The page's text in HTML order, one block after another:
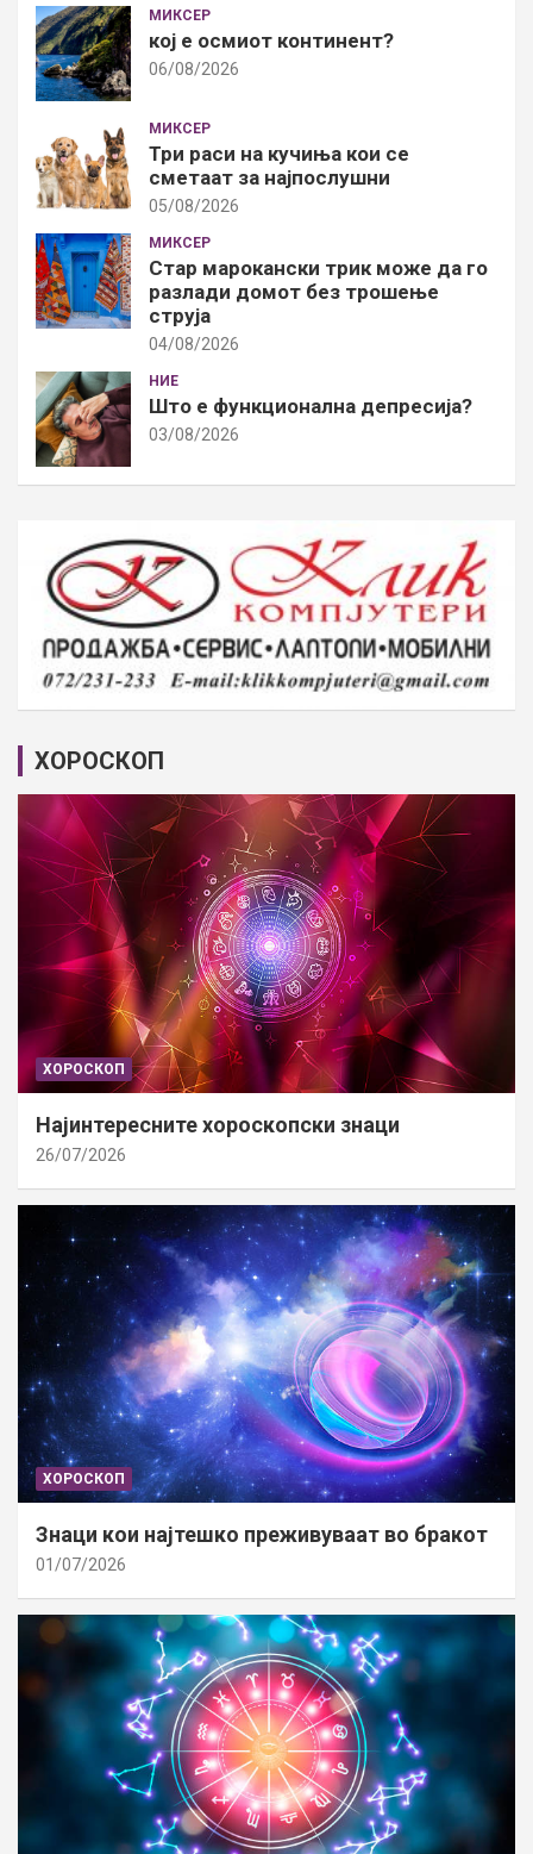
МИКСЕР
кој е осмиот континент?
06/08/2026
МИКСЕР
Три раси на кучиња кои се
сметаат за најпослушни
05/08/2026
МИКСЕР
Стар марокански трик може да го
разлади домот без трошење
струја
04/08/2026
НИЕ
Што е функционална депресија?
03/08/2026
ХОРОСКОП
ХОРОСКОП
Најинтересните хороскопски знаци
26/07/2026
ХОРОСКОП
Знаци кои најтешко преживуваат во бракот
01/07/2026